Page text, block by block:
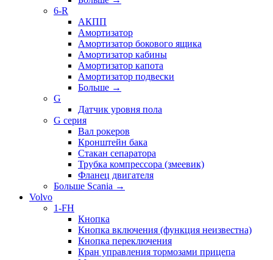
6-R
АКПП
Амортизатор
Амортизатор бокового ящика
Амортизатор кабины
Амортизатор капота
Амортизатор подвески
Больше →
G
Датчик уровня пола
G серия
Вал рокеров
Кронштейн бака
Стакан сепаратора
Трубка компрессора (змеевик)
Фланец двигателя
Больше Scania →
Volvo
1-FH
Кнопка
Кнопка включения (функция неизвестна)
Кнопка переключения
Кран управления тормозами прицепа